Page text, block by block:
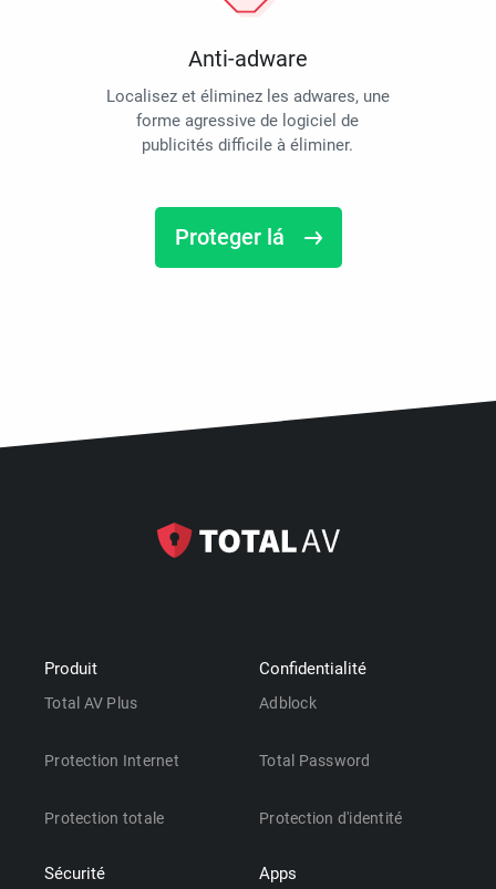
Anti-adware
Localisez et éliminez les adwares, une
forme agressive de logiciel de
publicités difficile à éliminer.
Proteger lá
Produit
Total AV Plus
Protection Internet
Protection totale
Sécurité
Confidentialité
Adblock
Total Password
Protection d'identité
Apps